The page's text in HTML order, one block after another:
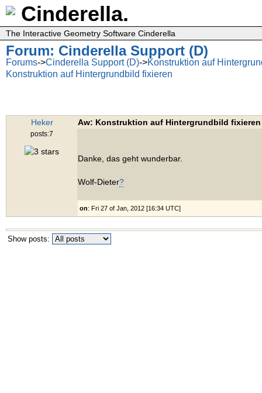
Cinderella.
The Interactive Geometry Software Cinderella
Forum: Cinderella Support (D)
Forums->Cinderella Support (D)->Konstruktion auf
Konstruktion auf Hintergrundbild fixieren
Heker
posts:7
Aw: Konstruktion auf Hintergrundbild fixieren
Danke, das geht wunderbar.
Wolf-Dieter?
on: Fri 27 of Jan, 2012 [16:34 UTC]
Show posts: